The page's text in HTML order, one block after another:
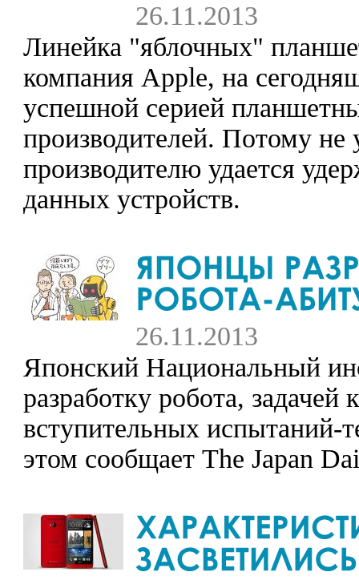
26.11.2013
Линейка "яблочных"
компания Apple, на
успешной серией
производителей. Потому не
производителю удается
данных устройств.
26.11.2013
Японский Национальный
разработку робота,
вступительных испытаний-
этом сообщает The Japan